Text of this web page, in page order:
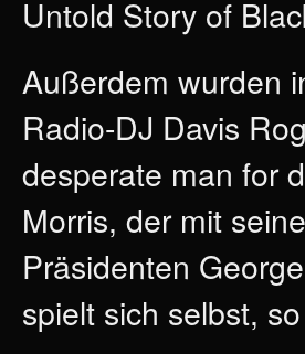
Untold Story of
Außerdem wurden
Radio-DJ Davis
desperate man for
Morris, der mit
Präsidenten
spielt sich selbst,